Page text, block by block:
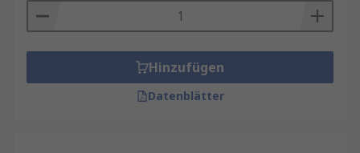
Hinzufügen
Datenblätter